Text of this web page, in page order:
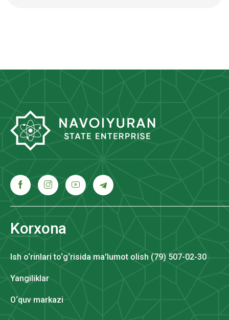
Korxona
Ish o‘rinlari to‘g‘risida ma'lumot olish (79) 507-02-30
Yangiliklar
O‘quv markazi